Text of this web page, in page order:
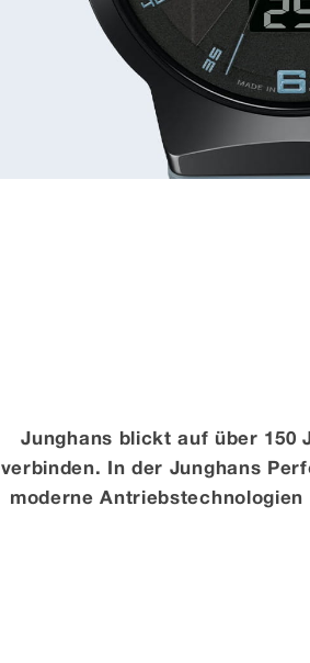
Junghans blickt auf über 150
verbinden. In der Junghans
moderne